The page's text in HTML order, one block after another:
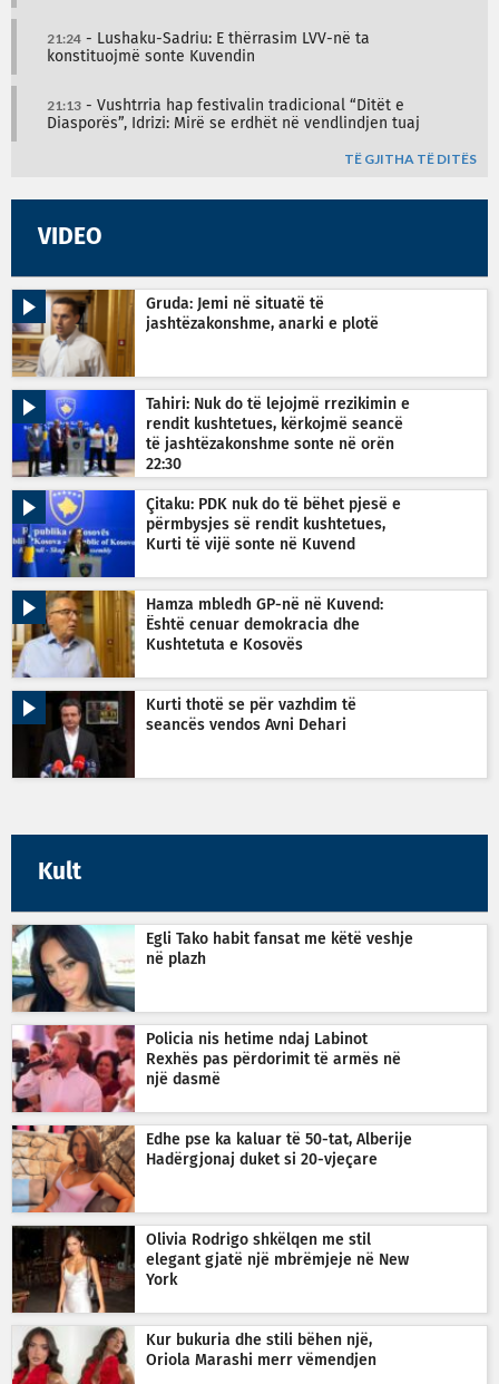
21:24 - Lushaku-Sadriu: E thërrasim LVV-në ta
konstituojmë sonte Kuvendin
21:13 - Vushtrria hap festivalin tradicional “Ditët e
Diasporës”, Idrizi: Mirë se erdhët në vendlindjen tuaj
TË GJITHA TË DITËS
VIDEO
Gruda: Jemi në situatë të
jashtëzakonshme, anarki e plotë
Tahiri: Nuk do të lejojmë rrezikimin e
rendit kushtetues, kërkojmë seancë
të jashtëzakonshme sonte në orën
22:30
Çitaku: PDK nuk do të bëhet pjesë e
përmbysjes së rendit kushtetues,
Kurti të vijë sonte në Kuvend
Hamza mbledh GP-në në Kuvend:
Është cenuar demokracia dhe
Kushtetuta e Kosovës
Kurti thotë se për vazhdim të
seancës vendos Avni Dehari
Kult
Egli Tako habit fansat me këtë veshje
në plazh
Policia nis hetime ndaj Labinot
Rexhës pas përdorimit të armës në
një dasmë
Edhe pse ka kaluar të 50-tat, Alberije
Hadërgjonaj duket si 20-vjeçare
Olivia Rodrigo shkëlqen me stil
elegant gjatë një mbrëmjeje në New
York
Kur bukuria dhe stili bëhen një,
Oriola Marashi merr vëmendjen